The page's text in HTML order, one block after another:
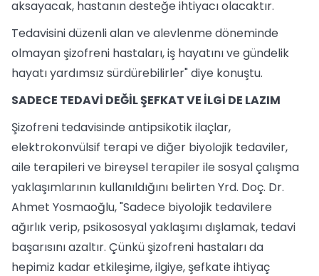
aksayacak, hastanın desteğe ihtiyacı olacaktır.
Tedavisini düzenli alan ve alevlenme döneminde
olmayan şizofreni hastaları, iş hayatını ve gündelik
hayatı yardımsız sürdürebilirler" diye konuştu.
SADECE TEDAVİ DEĞİL ŞEFKAT VE İLGİ DE LAZIM
Şizofreni tedavisinde antipsikotik ilaçlar,
elektrokonvülsif terapi ve diğer biyolojik tedaviler,
aile terapileri ve bireysel terapiler ile sosyal çalışma
yaklaşımlarının kullanıldığını belirten Yrd. Doç. Dr.
Ahmet Yosmaoğlu, "Sadece biyolojik tedavilere
ağırlık verip, psikososyal yaklaşımı dışlamak, tedavi
başarısını azaltır. Çünkü şizofreni hastaları da
hepimiz kadar etkileşime, ilgiye, şefkate ihtiyaç